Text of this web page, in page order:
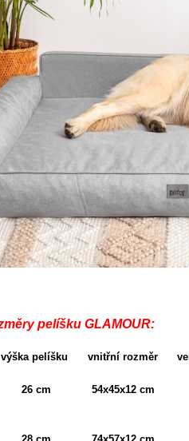
pelíšku GLAMOUR:
výška pelíšku vnitřní rozměr
26 cm 54x45x12 cm